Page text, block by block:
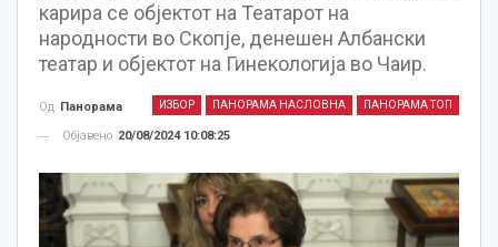
карира се објектот на Театарот на
народности во Скопје, денешен Албански
театар и објектот на Гинекологија во Чаир.
ИЗБОР ПАНОРАМА НАСЛОВНА ПАНОРАМА ТОП
Од Панорама
Објавено 20/08/2024 10:08:25